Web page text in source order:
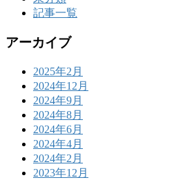
記事一覧
アーカイブ
2025年2月
2024年12月
2024年9月
2024年8月
2024年6月
2024年4月
2024年2月
2023年12月